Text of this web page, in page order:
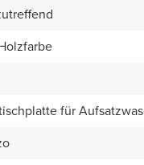
für